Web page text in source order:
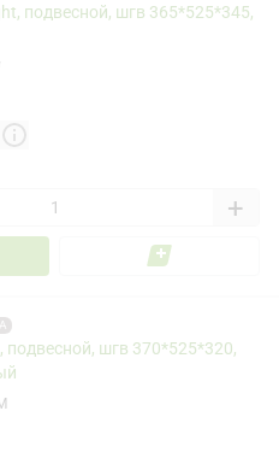
подвесной, шгв 365*525*345,
+
подвесной, шгв 370*525*320,